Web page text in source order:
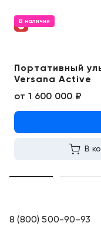
В наличии
Портативный
Versana Active
от 1 600 000 ₽
В
8 (800) 500-90-93